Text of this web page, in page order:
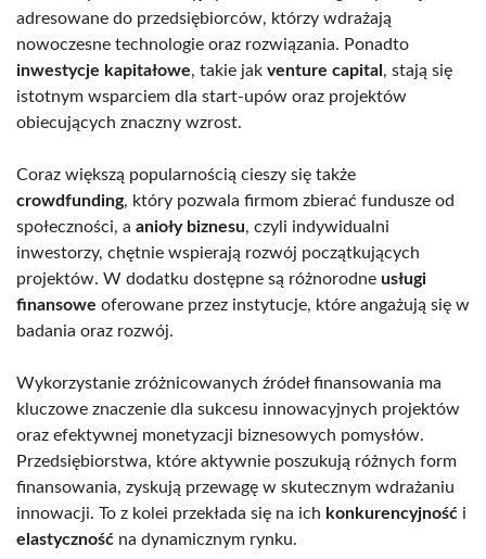
adresowane do przedsiębiorców, którzy wdrażają
nowoczesne technologie oraz rozwiązania. Ponadto
inwestycje kapitałowe, takie jak venture capital , stają się
istotnym wsparciem dla start-upów oraz projektów
obiecujących znaczny wzrost.
Coraz większą popularnością cieszy się także
crowdfunding, który pozwala firmom zbierać fundusze od
społeczności, a anioły biznesu, czyli indywidualni
inwestorzy, chętnie wspierają rozwój początkujących
projektów. W dodatku dostępne są różnorodne usługi
finansowe oferowane przez instytucje, które angażują się w
badania oraz rozwój.
Wykorzystanie zróżnicowanych źródeł finansowania ma
kluczowe znaczenie dla sukcesu innowacyjnych projektów
oraz efektywnej monetyzacji biznesowych pomysłów.
Przedsiębiorstwa, które aktywnie poszukują różnych form
finansowania, zyskują przewagę w skutecznym wdrażaniu
innowacji. To z kolei przekłada się na ich konkurencyjność i
elastyczność na dynamicznym rynku.